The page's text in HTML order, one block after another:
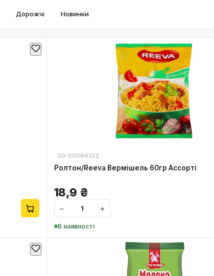
Дорожчі Новинки
00-00086322
Ролтон/Reeva Вермішель 60гр Ассорті
18,9 ₴
− +
В наявності